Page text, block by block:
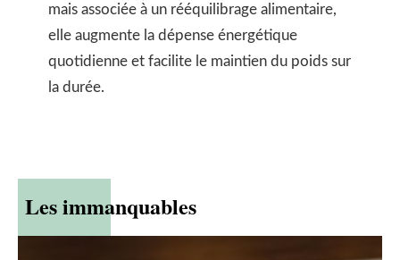
mais associée à un rééquilibrage alimentaire,
elle augmente la dépense énergétique
quotidienne et facilite le maintien du poids sur
la durée.
Les immanquables